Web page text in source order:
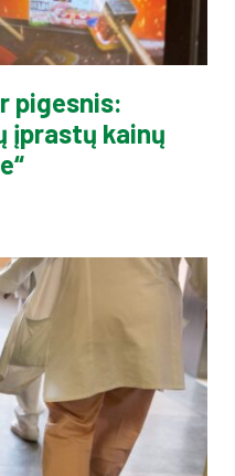
pigesnis:
įprastų kainų